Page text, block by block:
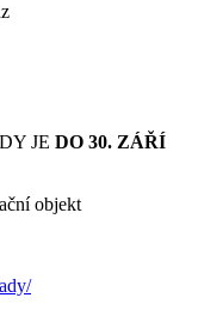
JE DO 30. ZÁŘÍ
objekt